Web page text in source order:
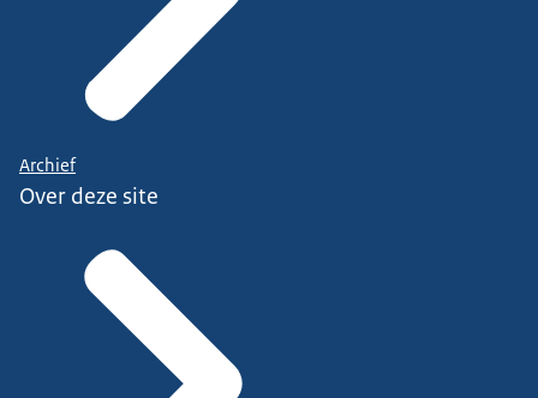
Archief
Over deze site